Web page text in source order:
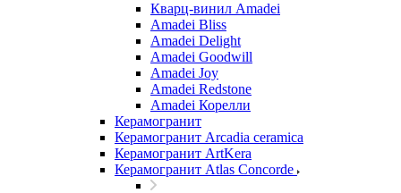
Кварц-винил Amadei
Amadei Bliss
Amadei Delight
Amadei Goodwill
Amadei Joy
Amadei Redstone
Amadei Корелли
Керамогранит
Керамогранит Arcadia ceramica
Керамогранит ArtKera
Керамогранит Atlas Concorde